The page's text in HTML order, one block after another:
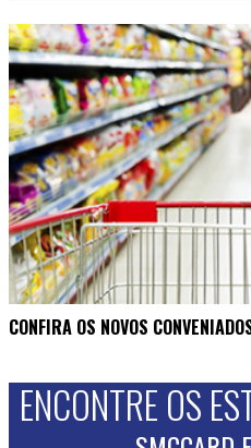
CONFIRA OS NOVOS
ENCONTRE OS